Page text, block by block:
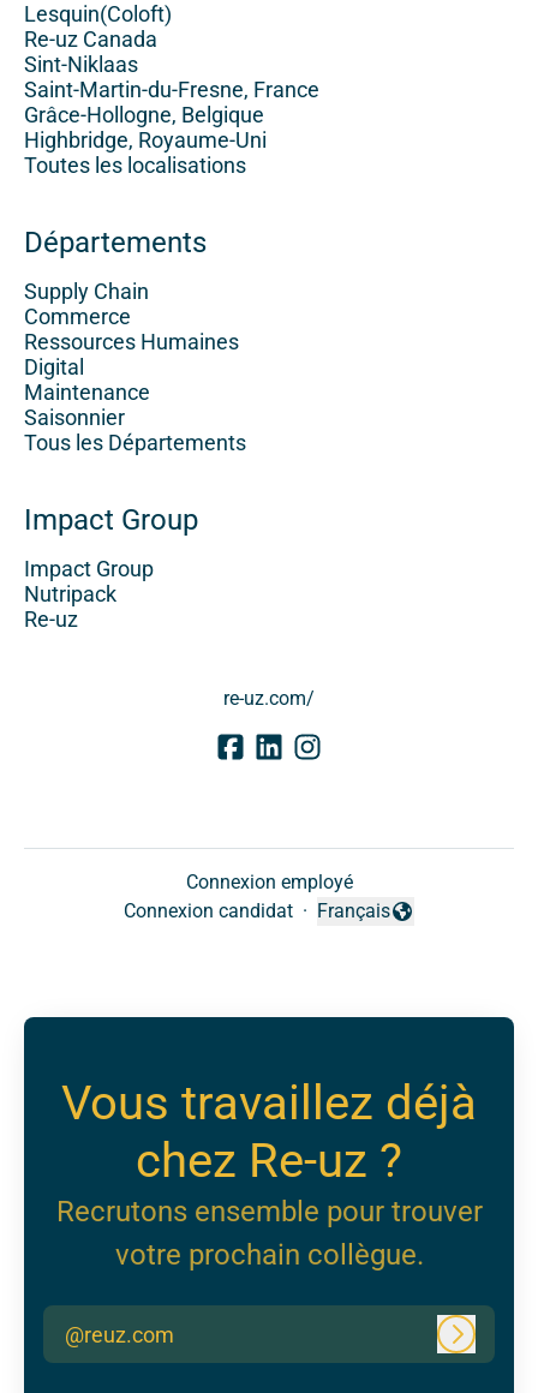
Lesquin(Coloft)
Re-uz Canada
Sint-Niklaas
Saint-Martin-du-Fresne, France
Grâce-Hollogne, Belgique
Highbridge, Royaume-Uni
Toutes les localisations
Départements
Supply Chain
Commerce
Ressources Humaines
Digital
Maintenance
Saisonnier
Tous les Départements
Impact Group
Impact Group
Nutripack
Re-uz
re-uz.com/
Connexion employé
Connexion candidat ·
Changer la langue
Français
Vous travaillez déjà
chez Re-uz ?
Recrutons ensemble pour trouver
votre prochain collègue.
@reuz.com